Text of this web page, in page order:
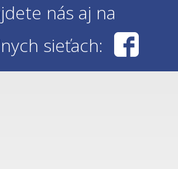
nás aj na
sieťach: